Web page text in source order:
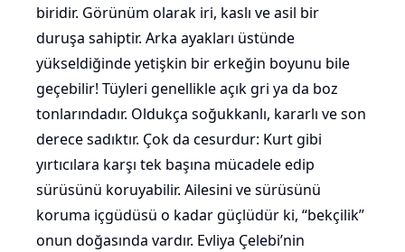
biridir. Görünüm olarak iri, kaslı ve asil bir
duruşa sahiptir. Arka ayakları üstünde
yükseldiğinde yetişkin bir erkeğin boyunu bile
geçebilir! Tüyleri genellikle açık gri ya da boz
tonlarındadır. Oldukça soğukkanlı, kararlı ve son
derece sadıktır. Çok da cesurdur: Kurt gibi
yırtıcılara karşı tek başına mücadele edip
sürüsünü koruyabilir. Ailesini ve sürüsünü
koruma içgüdüsü o kadar güçlüdür ki, “bekçilik”
onun doğasında vardır. Evliya Çelebi’nin